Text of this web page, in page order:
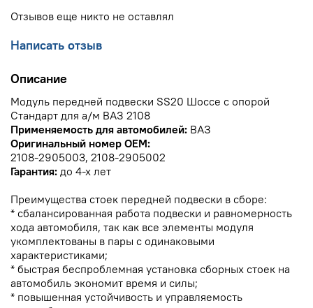
Отзывов еще никто не оставлял
Написать отзыв
Описание
Модуль передней подвески SS20 Шоссе с опорой
Стандарт для а/м ВАЗ 2108
Применяемость для автомобилей: ВАЗ
Оригинальный номер OEM:
2108-2905003, 2108-2905002
Гарантия: до 4-х лет
Преимущества стоек передней подвески в сборе:
* сбалансированная работа подвески и равномерность
хода автомобиля, так как все элементы модуля
укомплектованы в пары с одинаковыми
характеристиками;
* быстрая беспроблемная установка сборных стоек на
автомобиль экономит время и силы;
* повышенная устойчивость и управляемость